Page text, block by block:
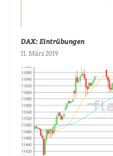
DAX: Eintrübungen
11. März 2019